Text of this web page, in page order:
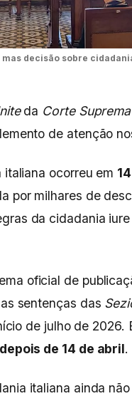
decisão sobre
da Corte
de atenção
ocorreu em
por milhares de
da cidadania
oficial de
sentenças das
de julho de 2026.
depois de 14 de abril.
italiana ainda